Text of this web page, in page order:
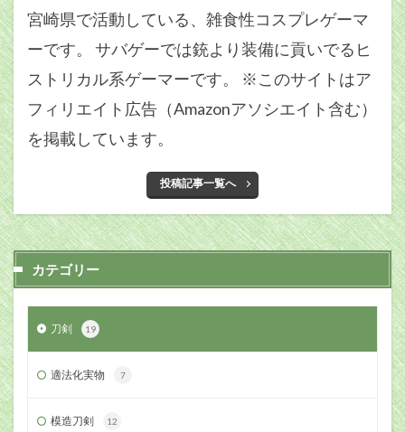
宮崎県で活動している、雑食性コスプレゲーマ
ーです。 サバゲーでは銃より装備に貢いでるヒ
ストリカル系ゲーマーです。 ※このサイトはア
フィリエイト広告（Amazonアソシエイト含む）
を掲載しています。
投稿記事一覧へ
カテゴリー
刀剣 19
適法化実物 7
模造刀剣 12